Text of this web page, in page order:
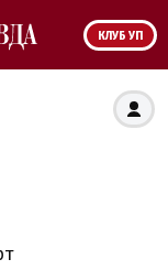
КЛУБ УП